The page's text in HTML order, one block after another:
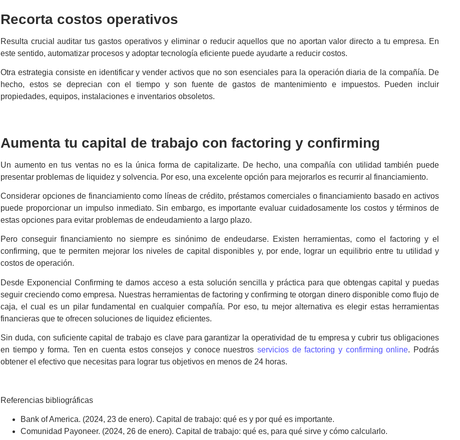
Recorta costos operativos
Resulta crucial auditar tus gastos operativos y eliminar o reducir aquellos que no aportan valor directo a tu empresa. En
este sentido, automatizar procesos y adoptar tecnología eficiente puede ayudarte a reducir costos.
Otra estrategia consiste en identificar y vender activos que no son esenciales para la operación diaria de la compañía. De
hecho, estos se deprecian con el tiempo y son fuente de gastos de mantenimiento e impuestos. Pueden incluir
propiedades, equipos, instalaciones e inventarios obsoletos.
Aumenta tu capital de trabajo con factoring y confirming
Un aumento en tus ventas no es la única forma de capitalizarte. De hecho, una compañía con utilidad también puede
presentar problemas de liquidez y solvencia. Por eso, una excelente opción para mejorarlos es recurrir al financiamiento.
Considerar opciones de financiamiento como líneas de crédito, préstamos comerciales o financiamiento basado en activos
puede proporcionar un impulso inmediato. Sin embargo, es importante evaluar cuidadosamente los costos y términos de
estas opciones para evitar problemas de endeudamiento a largo plazo.
Pero conseguir financiamiento no siempre es sinónimo de endeudarse. Existen herramientas, como el factoring y el
confirming, que te permiten mejorar los niveles de capital disponibles y, por ende, lograr un equilibrio entre tu utilidad y
costos de operación.
Desde Exponencial Confirming te damos acceso a esta solución sencilla y práctica para que obtengas capital y puedas
seguir creciendo como empresa. Nuestras herramientas de factoring yconfirming te otorgan dinero disponible como flujo de
caja, el cual es un pilar fundamental en cualquier compañía. Por eso, tu mejor alternativa es elegir estas herramientas
financieras que te ofrecen soluciones de liquidez eficientes.
Sin duda, con suficientecapital de trabajo es clave para garantizar la operatividad de tu empresa y cubrir tus obligaciones
en tiempo y forma. Ten en cuenta estos consejos y conoce nuestros servicios defactoring y confirming online. Podrás
obtener el efectivo que necesitas para lograr tus objetivos en menos de 24 horas.
Referencias bibliográficas
Bank of America. (2024, 23 de enero). Capital de trabajo: qué es y por qué es importante.
Comunidad Payoneer. (2024, 26 de enero). Capital de trabajo: qué es, para qué sirve y cómo calcularlo.